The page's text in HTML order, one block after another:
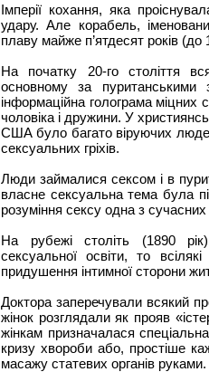
Імперії кохання, яка
удару. Але корабель,
плаву майже п’ятдесят років (до
На початку 20-го століття
основному за пуританськими
інформаційна голограма міцних
чоловіка і дружини. У
США було багато віруючих
сексуальних гріхів.
Люди займалися сексом і в
власне сексуальна тема була
розуміння сексу одна з сучасних
На рубежі століть (1890
сексуальної освіти, то
придушення інтимної сторони
Доктора заперечували всякий
жінок розглядали як прояв
жінкам призначалася
кризу хвороби або, простіше
масажу статевих органів руками.